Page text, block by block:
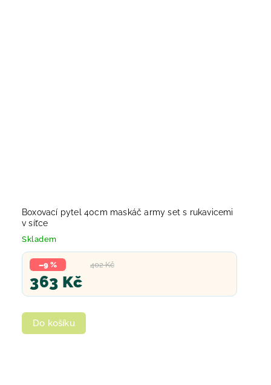
Boxovací pytel 40cm maskáč army set s rukavicemi
v síťce
Skladem
402 Kč
–9 %
363 Kč
Do košíku